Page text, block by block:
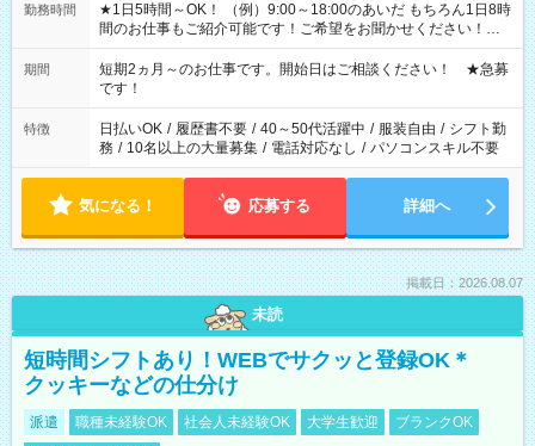
勤務時間
★1日5時間～OK！ （例）9:00～18:00のあいだ もちろん1日8時
間のお仕事もご紹介可能です！ご希望をお聞かせください！★
家庭の都合でお休みが必要な場合も遠慮なくご相談ください。
※週最低15時間以上の勤務が必要です
期間
短期2ヵ月～のお仕事です。開始日はご相談ください！ ★急募
です！
特徴 日払いOK / 履歴書不要 / 40～50代活躍中 / 服装自由 / シフト勤
務 / 10名以上の大量募集 / 電話対応なし / パソコンスキル不要
気になる！ 応募する 詳細へ
掲載日：2026.08.07
未読
短時間シフトあり！WEBでサクッと登録OK＊
クッキーなどの仕分け
派遣 職種未経験OK 社会人未経験OK 大学生歓迎
ブランクOK